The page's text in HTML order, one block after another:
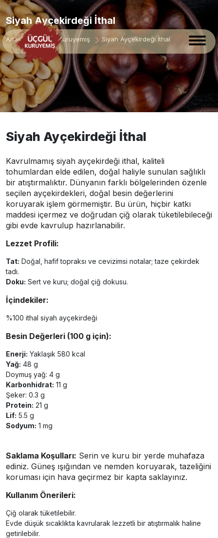
Siyah Ayçekirdeği İthal
Anasayfa Çiğ Kuruyemiş Siyah Ayçekirdeği İthal
Siyah Ayçekirdeği İthal
Kavrulmamış siyah ayçekirdeği ithal, kaliteli
tohumlardan elde edilen, doğal haliyle sunulan sağlıklı
bir atıştırmalıktır. Dünyanın farklı bölgelerinden özenle
seçilen ayçekirdekleri, doğal besin değerlerini
koruyarak işlem görmemiştir. Bu ürün, hiçbir katkı
maddesi içermez ve doğrudan çiğ olarak tüketilebileceği
gibi evde kavrulup hazırlanabilir.
Lezzet Profili:
Tat: Doğal, hafif topraksı ve cevizimsi notalar; taze çekirdek
tadı.
Doku: Sert ve kuru; doğal çiğ dokusu.
İçindekiler:
%100 ithal siyah ayçekirdeği
Besin Değerleri (100 g için):
Enerji: Yaklaşık 580 kcal
Yağ: 48 g
Doymuş yağ: 4 g
Karbonhidrat: 11 g
Şeker: 0.3 g
Protein: 21 g
Lif: 5.5 g
Sodyum: 1 mg
Saklama Koşulları: Serin ve kuru bir yerde muhafaza
ediniz. Güneş ışığından ve nemden koruyarak, tazeliğini
koruması için hava geçirmez bir kapta saklayınız.
Kullanım Önerileri:
Çiğ olarak tüketilebilir.
Evde düşük sıcaklıkta kavrularak lezzetli bir atıştırmalık haline
getirilebilir.